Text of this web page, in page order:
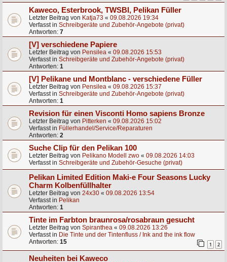
Kaweco, Esterbrook, TWSBI, Pelikan Füller
Letzter Beitrag von Katja73 « 09.08.2026 19:34
Verfasst in Schreibgeräte und Zubehör-Angebote (privat)
Antworten: 7
[V] verschiedene Papiere
Letzter Beitrag von Pensilea « 09.08.2026 15:53
Verfasst in Schreibgeräte und Zubehör-Angebote (privat)
Antworten: 1
[V] Pelikane und Montblanc - verschiedene Füller
Letzter Beitrag von Pensilea « 09.08.2026 15:37
Verfasst in Schreibgeräte und Zubehör-Angebote (privat)
Antworten: 1
Revision für einen Visconti Homo sapiens Bronze
Letzter Beitrag von Pitterken « 09.08.2026 15:02
Verfasst in Füllerhandel/Service/Reparaturen
Antworten: 2
Suche Clip für den Pelikan 100
Letzter Beitrag von Pelikano Modell zwo « 09.08.2026 14:03
Verfasst in Schreibgeräte und Zubehör-Gesuche (privat)
Pelikan Limited Edition Maki-e Four Seasons Lucky
Charm Kolbenfüllhalter
Letzter Beitrag von 24x30 « 09.08.2026 13:54
Verfasst in Pelikan
Antworten: 1
Tinte im Farbton braunrosa/rosabraun gesucht
Letzter Beitrag von Spiranthea « 09.08.2026 13:26
Verfasst in Die Tinte und der Tintenfluss / Ink and the ink flow
Antworten: 15 1 2
Neuheiten bei Kaweco